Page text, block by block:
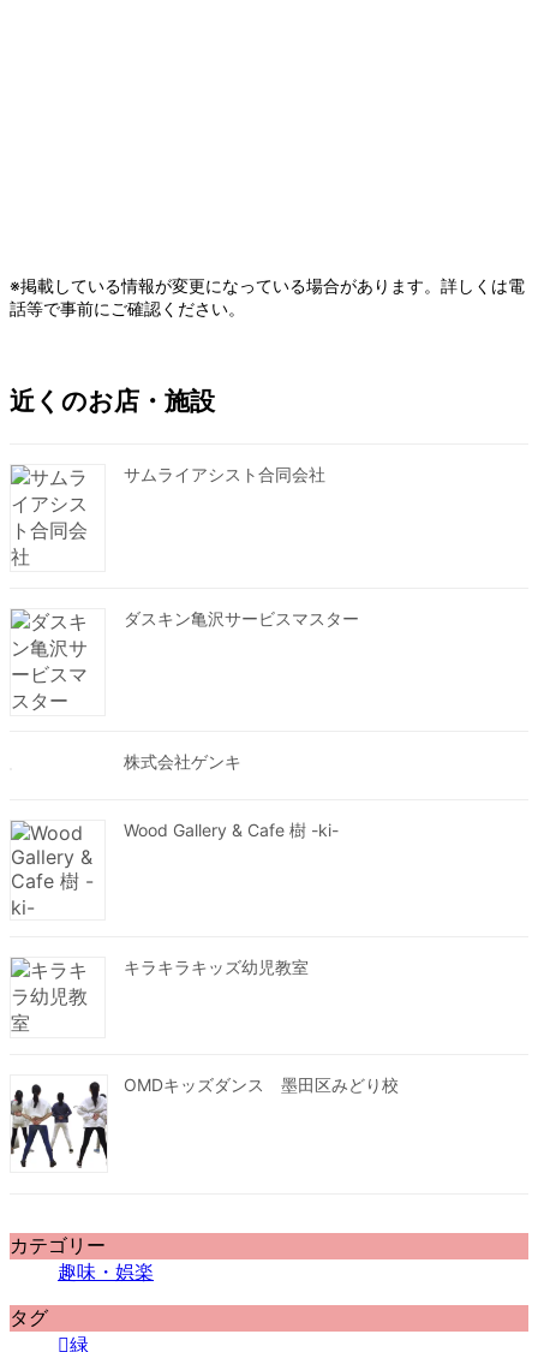
※掲載している情報が変更になっている場合があります。詳しくは電
話等で事前にご確認ください。
近くのお店・施設
サムライアシスト合同会社
ダスキン亀沢サービスマスター
株式会社ゲンキ
Wood Gallery & Cafe 樹 -ki-
キラキラキッズ幼児教室
OMDキッズダンス 墨田区みどり校
カテゴリー
趣味・娯楽
タグ
緑